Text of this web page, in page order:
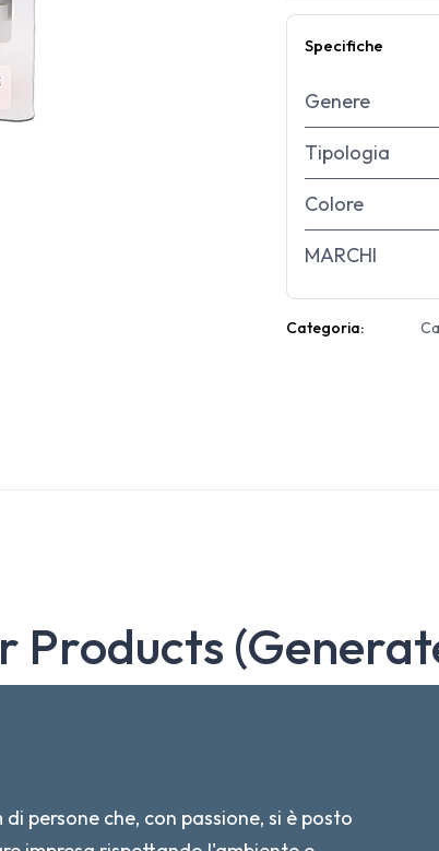
Specifiche
Genere
Tipologia
Colore
MARCHI
Categoria:
Products
persone che, con passione, si è posto